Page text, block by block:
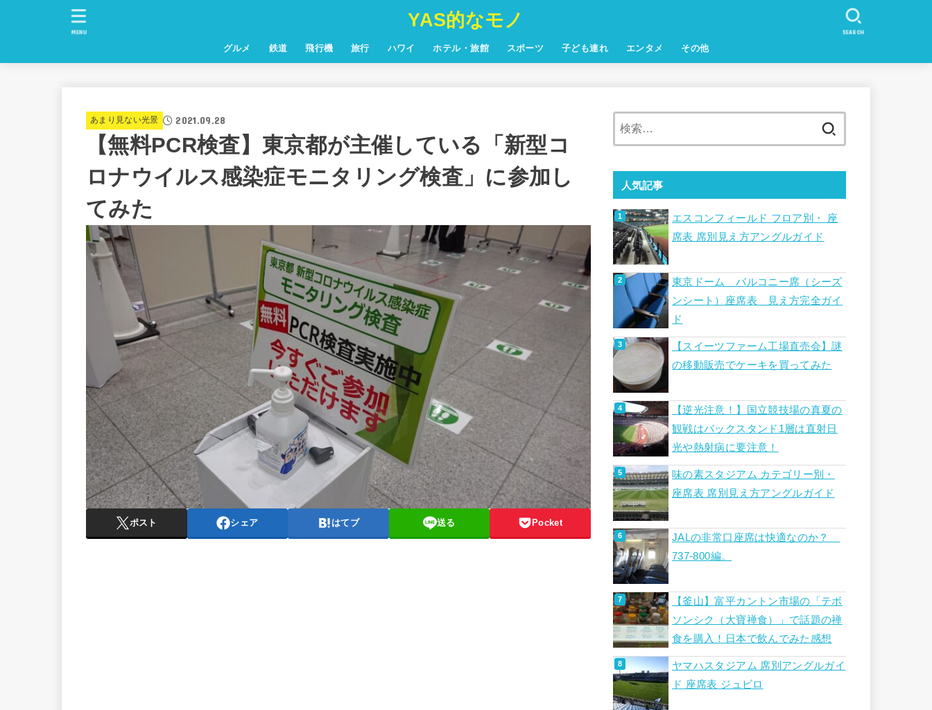
YAS的なモノ
グルメ 鉄道 飛行機 旅行 ハワイ ホテル・旅館 スポーツ 子ども連れ エンタメ その他
SEARCH
MENU
あまり見ない光景 2021.09.28
【無料PCR検査】東京都が主催している「新型コ
ロナウイルス感染症モニタリング検査」に参加し
てみた
ポスト シェア はてブ 送る Pocket
人気記事
エスコンフィールド フロア別・ 座
席表 席別見え方アングルガイド
東京ドーム バルコニー席（シーズ
ンシート）座席表 見え方完全ガイ
ド
【スイーツファーム工場直売会】謎
の移動販売でケーキを買ってみた
【逆光注意！】国立競技場の真夏の
観戦はバックスタンド1層は直射日
光や熱射病に要注意！
味の素スタジアム カテゴリー別・
座席表 席別見え方アングルガイド
JALの非常口座席は快適なのか？
737-800編。
【釜山】富平カントン市場の「テボ
ソンシク（大寶禅食）」で話題の禅
食を購入！日本で飲んでみた感想
ヤマハスタジアム 席別アングルガイ
ド 座席表 ジュビロ